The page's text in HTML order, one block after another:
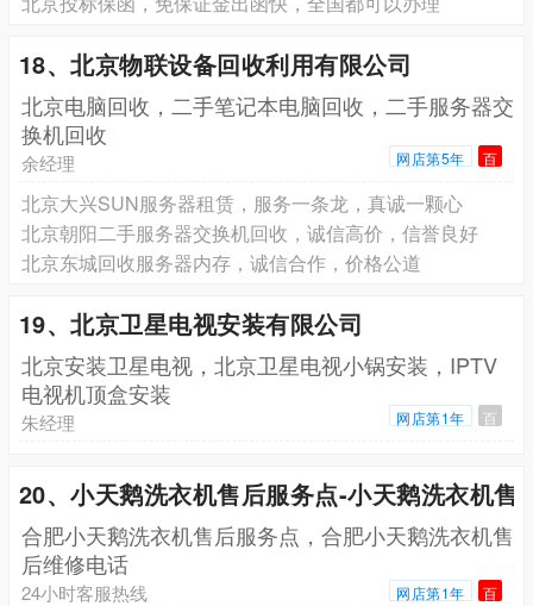
18、北京物联设备回收利用有限公司
北京电脑回收，二手笔记本电脑回收，二手服务器交
换机回收
余经理 网店第5年 百
北京大兴SUN服务器租赁，服务一条龙，真诚一颗心
北京朝阳二手服务器交换机回收，诚信高价，信誉良好
北京东城回收服务器内存，诚信合作，价格公道
19、北京卫星电视安装有限公司
北京安装卫星电视，北京卫星电视小锅安装，IPTV
电视机顶盒安装
朱经理 网店第1年 百
20、小天鹅洗衣机售后服务点-小天鹅洗衣机售
合肥小天鹅洗衣机售后服务点，合肥小天鹅洗衣机售
后维修电话
24小时客服热线 网店第1年 百